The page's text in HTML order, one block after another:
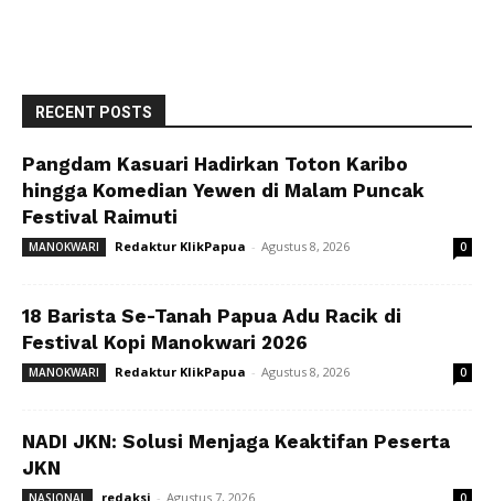
RECENT POSTS
Pangdam Kasuari Hadirkan Toton Karibo
hingga Komedian Yewen di Malam Puncak
Festival Raimuti
MANOKWARI Redaktur KlikPapua - Agustus 8, 2026 0
18 Barista Se-Tanah Papua Adu Racik di
Festival Kopi Manokwari 2026
MANOKWARI Redaktur KlikPapua - Agustus 8, 2026 0
NADI JKN: Solusi Menjaga Keaktifan Peserta
JKN
NASIONAL redaksi - Agustus 7, 2026 0